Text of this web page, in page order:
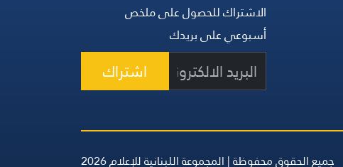
الاشتراك للحصول على ملخص
أسبوعي على بريدك
اشتراك
جميع الحقوق محفوظة | المجموعة اللبنانية للإعلام 2026